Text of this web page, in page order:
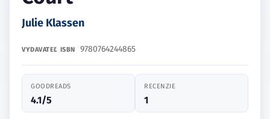
Julie Klassen
VYDAVATEĽ ISBN 9780764244865
GOODREADS
4.1/5
RECENZIE
1